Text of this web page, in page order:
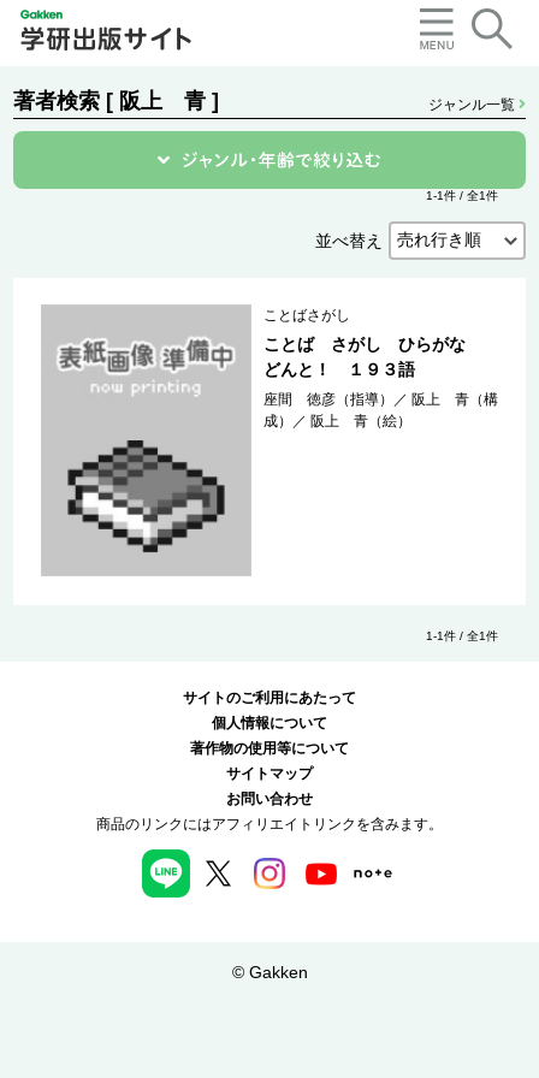
著者検索 [ 阪上 青 ] ジャンル一覧
1-1件 / 全1件
並べ替え
ことばさがし
ことば さがし ひらがな
どんと！ １９３語
座間 徳彦（指導） ／ 阪上 青（構
成）
／ 阪上 青（絵）
1-1件 / 全1件
サイトのご利用にあたって
個人情報について
著作物の使用等について
サイトマップ
お問い合わせ
商品のリンクにはアフィリエイトリンクを含みます。
© Gakken